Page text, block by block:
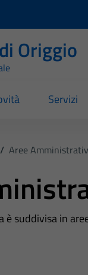
Origgio
Servizi
/ Aree
suddivisa in